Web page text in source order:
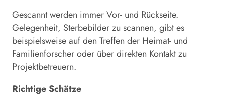
Gescannt werden immer Vor- und Rückseite.
Gelegenheit, Sterbebilder zu scannen, gibt es
beispielsweise auf den Treffen der Heimat- und
Familienforscher oder über direkten Kontakt zu
Projektbetreuern.
Richtige Schätze